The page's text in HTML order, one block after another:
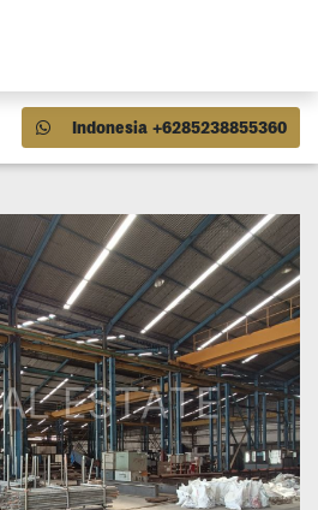
Indonesia +6285238855360